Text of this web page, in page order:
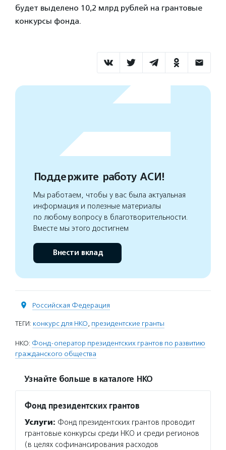
будет выделено 10,2 млрд рублей на грантовые
конкурсы фонда.
Поддержите работу АСИ!
Мы работаем, чтобы у вас была актуальная
информация и полезные материалы
по любому вопросу в благотворительности.
Вместе мы этого достигнем
Внести вклад
Российская Федерация
ТЕГИ: конкурс для НКО, президентские гранты
НКО: Фонд-оператор президентских грантов по развитию
гражданского общества
Узнайте больше в каталоге НКО
Фонд президентских грантов
Услуги: Фонд президентских грантов проводит
грантовые конкурсы среди НКО и среди регионов
(в целях софинансирования расходов